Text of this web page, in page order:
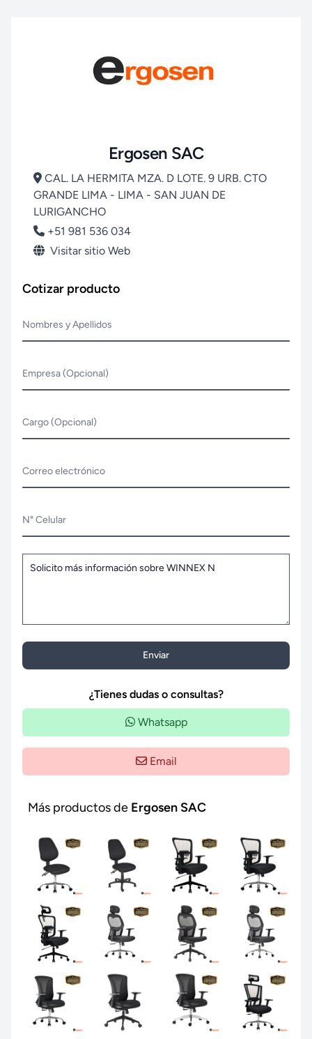
Ergosen SAC
CAL. LA HERMITA MZA. D LOTE. 9 URB. CTO
GRANDE LIMA - LIMA - SAN JUAN DE
LURIGANCHO
+51 981 536 034
Visitar sitio Web
Cotizar producto
Nombres y Apellidos
Empresa (Opcional)
Cargo (Opcional)
Correo electrónico
N° Celular
Enviar
¿Tienes dudas o consultas?
Whatsapp
Email
Más productos de Ergosen SAC